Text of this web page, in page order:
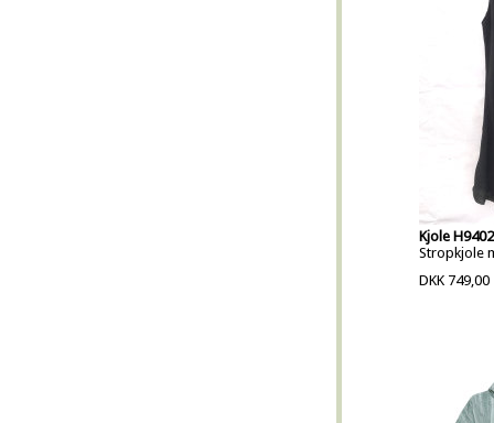
Kjole
Stropkjole
DKK 749,00